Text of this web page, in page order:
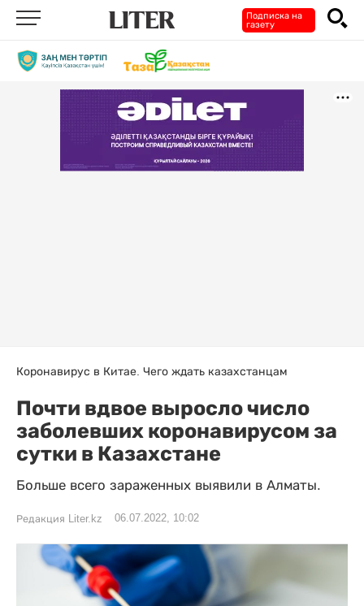
Подписка на
газету
Коронавирус в Китае. Чего ждать казахстанцам
Почти вдвое выросло число
заболевших коронавирусом за
сутки в Казахстане
Больше всего зараженных выявили в Алматы.
Редакция Liter.kz 06.07.2022, 10:02